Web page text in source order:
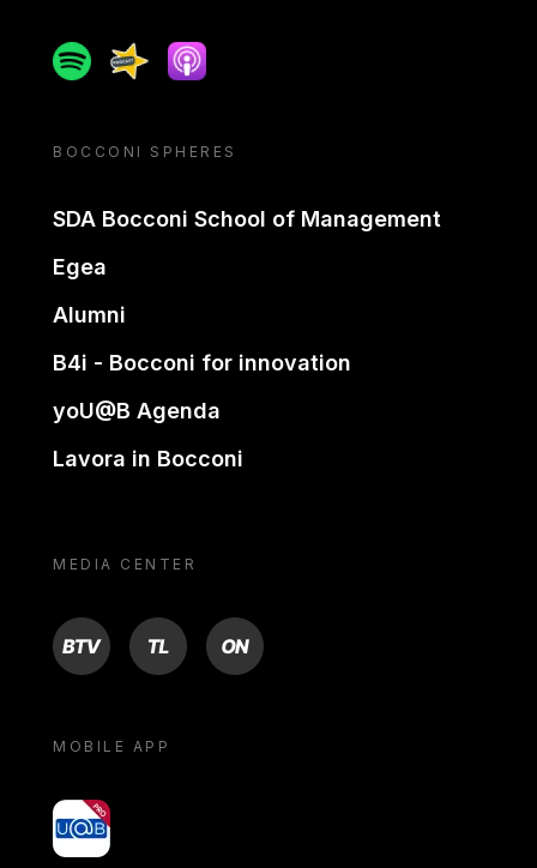
SpotifySpreakerApple podcast
BOCCONI SPHERES
SDA Bocconi School of Management
Egea
Alumni
B4i - Bocconi for innovation
yoU@B Agenda
Lavora in Bocconi
MEDIA CENTER
BTV TL ON
MOBILE APP
yoU@B